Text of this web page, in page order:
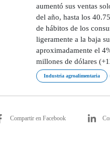
aumentó sus ventas
del año, hasta los
de hábitos de los
ligeramente a la baja
aproximadamente el
millones de dólares
Industria agroalimentaria
Compartir en Facebook